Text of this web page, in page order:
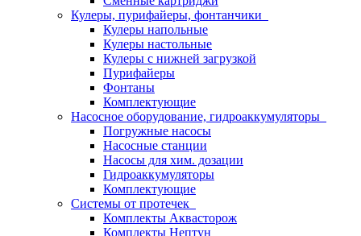
Кулеры, пурифайеры, фонтанчики
Кулеры напольные
Кулеры настольные
Кулеры с нижней загрузкой
Пурифайеры
Фонтаны
Комплектующие
Насосное оборудование, гидроаккумуляторы
Погружные насосы
Насосные станции
Насосы для хим. дозации
Гидроаккумуляторы
Комплектующие
Системы от протечек
Комплекты Аквасторож
Комплекты Нептун